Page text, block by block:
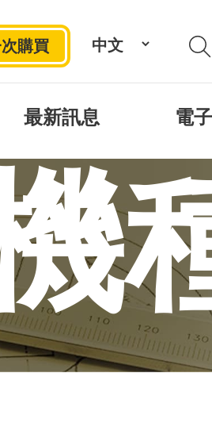
購買
最新訊息 電